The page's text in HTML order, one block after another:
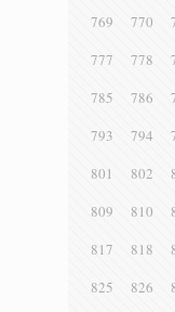
769
770
777
778
785
786
793
794
801
802
809
810
817
818
825
826